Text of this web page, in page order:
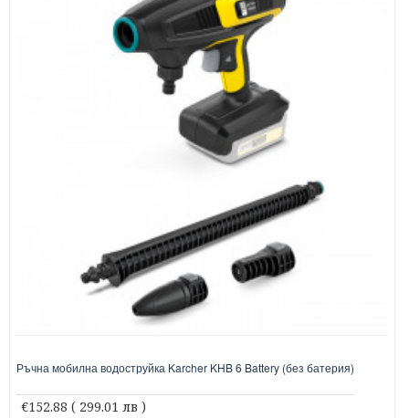
Ръчна мобилна водоструйка Karcher KHB 6 Battery (без батерия)
€152.88 ( 299.01 лв )